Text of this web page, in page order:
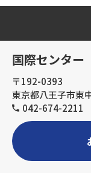
国際センター
〒192-0393
東京都八王子市東
042-674-2211